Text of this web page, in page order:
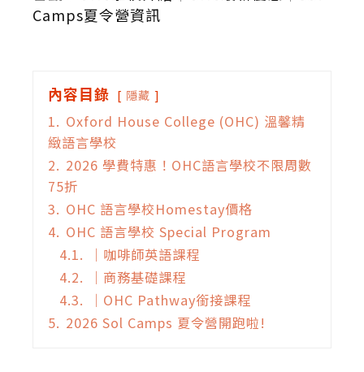
Camps夏令營資訊
內容目錄 隱藏
1. Oxford House College (OHC) 溫馨精
緻語言學校
2. 2026 學費特惠！OHC語言學校不限周數
75折
3. OHC 語言學校Homestay價格
4. OHC 語言學校 Special Program
4.1.
｜咖啡師英語課程
4.2.
｜商務基礎課程
4.3.
｜OHC Pathway銜接課程
5. 2026 Sol Camps 夏令營開跑啦!